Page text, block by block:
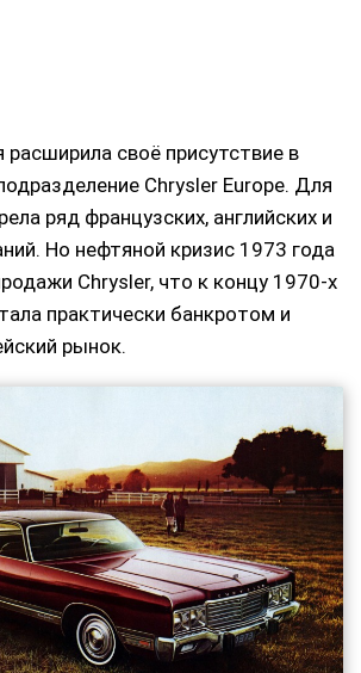
своё присутствие в
Chrysler Europe. Для
ряд французских, английских и
Но нефтяной кризис 1973 года
Chrysler, что к концу 1970-х
практически банкротом и
рынок.